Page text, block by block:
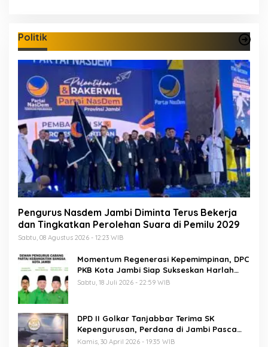
Politik
Pengurus Nasdem Jambi Diminta Terus Bekerja
dan Tingkatkan Perolehan Suara di Pemilu 2029
Sabtu, 08 Agustus 2026 - 12:23 WIB
Momentum Regenerasi Kepemimpinan, DPC
PKB Kota Jambi Siap Sukseskan Harlah
PKB ke-28
Sabtu, 18 Juli 2026 - 22:59 WIB
DPD II Golkar Tanjabbar Terima SK
Kepengurusan, Perdana di Jambi Pasca
Musda
Kamis, 30 April 2026 - 19:35 WIB